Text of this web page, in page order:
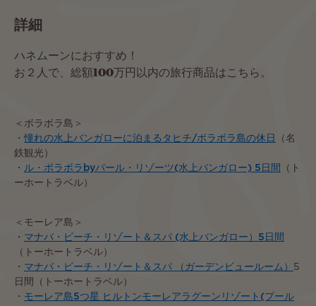
詳細
ハネムーンにおすすめ！
お２人で、総額100万円以内の旅行商品はこちら。
＜ボラボラ島＞
・憧れの水上バンガローに泊まるタヒチ/ボラボラ島の休日
（名
鉄観光）
・
ル・ボラボラbyパール・リゾーツ(水上バンガロー) 5日間
（ト
ーホートラベル）
＜モーレア島＞
・ マナバ・ビーチ・リゾート＆スパ (水上バンガロー）5日間
（トーホートラベル）
・ マナバ・ビーチ・リゾート＆スパ （ガーデンビュールーム） 5
日間（トーホートラベル）
・ モーレア島5つ星 ヒルトンモーレアラグーンリゾート(プール